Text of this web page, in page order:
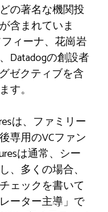
の著名な機関投
含まれていま
ィーナ、花崗岩
Datadogの創設者
ゼクティブを含
す。
は、ファミリー
専用のVCファン
は通常、シー
、多くの場合、
ェックを書いて
ーター主導」で